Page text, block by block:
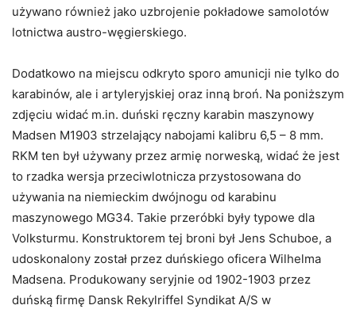
używano również jako uzbrojenie pokładowe samolotów
lotnictwa austro-węgierskiego.
Dodatkowo na miejscu odkryto sporo amunicji nie tylko do
karabinów, ale i artyleryjskiej oraz inną broń. Na poniższym
zdjęciu widać m.in. duński ręczny karabin maszynowy
Madsen M1903 strzelający nabojami kalibru 6,5 – 8 mm.
RKM ten był używany przez armię norweską, widać że jest
to rzadka wersja przeciwlotnicza przystosowana do
używania na niemieckim dwójnogu od karabinu
maszynowego MG34. Takie przeróbki były typowe dla
Volksturmu. Konstruktorem tej broni był Jens Schuboe, a
udoskonalony został przez duńskiego oficera Wilhelma
Madsena. Produkowany seryjnie od 1902-1903 przez
duńską firmę Dansk Rekylriffel Syndikat A/S w